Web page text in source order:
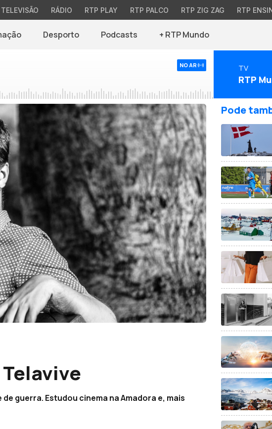
TELEVISÃO RÁDIO RTP PLAY RTP PALCO RTP ZIG ZAG RTP
Desporto Podcasts + RTP Mundo
NO AR TV
RTP
guerra. Estudou cinema na Amadora e, mais
Pode